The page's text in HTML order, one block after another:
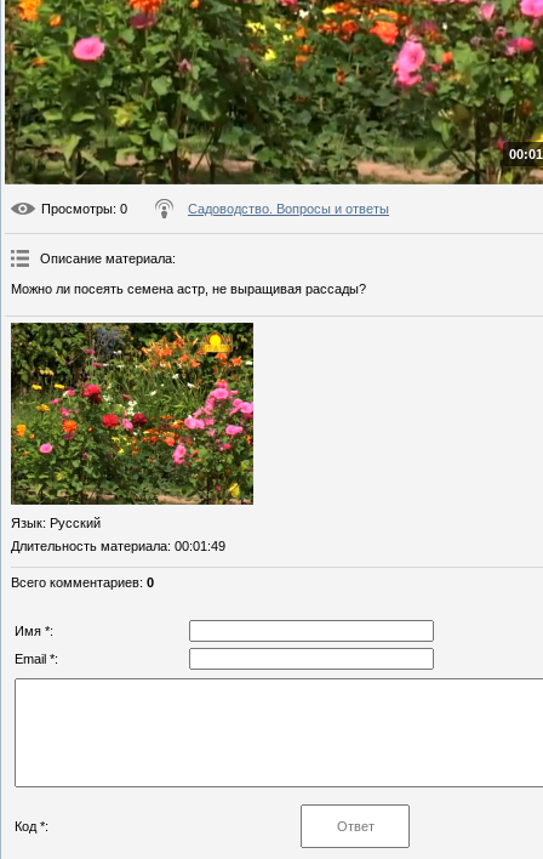
Просмотры: 0 Садоводство. Вопросы и ответы
Описание материала:
Можно ли посеять семена астр, не выращивая рассады?
Язык: Русский
Длительность материала: 00:01:49
Всего комментариев: 0
Имя *:
Email *:
Код *: